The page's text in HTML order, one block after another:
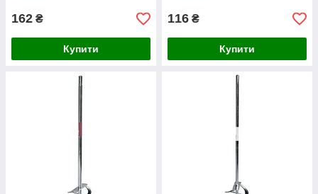
162 ₴
Купити
116 ₴
Купити